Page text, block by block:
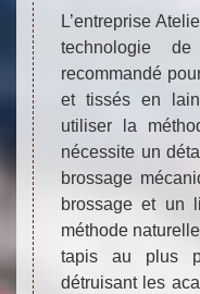
L’entreprise
technologie
recommandé
et tissés en
utiliser la
nécessite un
brossage
brossage et un
méthode
tapis au plus
détruisant les